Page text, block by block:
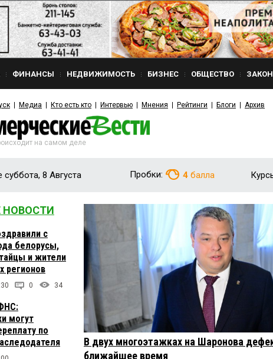
ФИНАНСЫ НЕДВИЖИМОСТЬ БИЗНЕС ОБЩЕСТВО ЗАКОН
Медиа Кто есть кто Интервью Мнения Рейтинги Блоги Архив
на самом деле
8 Августа Пробки: 4 балла
В двух многоэтажках на Шаронова
ближайшее время
НОВОСТИ
с
белорусы,
и жители
регионов
0 34
могут
по